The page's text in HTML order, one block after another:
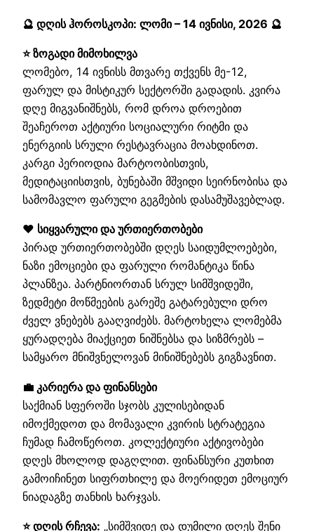
🔮 დღის ჰოროსკოპი: ლომი – 14 ივნისი, 2026 🔮
⭐ ზოგადი მიმოხილვა
ლომებო, 14 ივნისს მთვარე თქვენს მე-12,
ფარულ და მისტიკურ სექტორში გადადის. კვირა
დღე მიგვანიშნებს, რომ დროა დროებით
შეაჩეროთ აქტიური სოციალური რიტმი და
ენერგიის სრული რესტავრაცია მოახდინოთ.
კარგი პერიოდია მარტოობისთვის,
მედიტაციისთვის, ბუნებაში მშვიდი სეირნობისა და
სამომავლო ფარული გეგმების დასამუშავებლად.
❤️ სიყვარული და ურთიერთობები
პირად ურთიერთობებში დღეს საიდუმლოებები,
ნაზი ემოციები და ფარული რომანტიკა წინა
პლანზეა. პარტნიორთან სრულ სიმშვიდეში,
ზედმეტი მოწმეების გარეშე გატარებული დრო
ძველ ვნებებს გააღვიძებს. მარტოხელა ლომებმა
ყურადღება მიაქციეთ ნიშნებსა და სიზმრებს –
სამყარო მნიშვნელოვან მინიშნებებს გიგზავნით.
💼 კარიერა და ფინანსები
საქმიან სფეროში სჯობს კულისებიდან
იმოქმედოთ და მომავალი კვირის სტრატეგია
ჩუმად ჩამოწეროთ. კოლექტიური აქტივობები
დღეს მხოლოდ დაგღლით. ფინანსური კუთხით
გამოიჩინეთ სიფრთხილე და მოერიდეთ ემოციურ
ნიადაგზე თანხის ხარჯვას.
⭐ დღის რჩევა: „სიმშვიდე და დუმილი დღეს შენი